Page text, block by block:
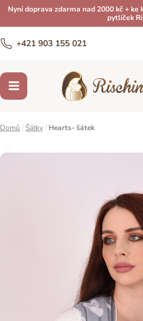
Nyní doprava zdarma nad 2000 kč +
pytlíček
+421 903 155 021
Domů / Šátky/ Hearts- šátek